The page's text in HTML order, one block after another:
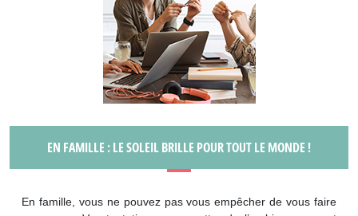
EN FAMILLE : LE SOLEIL BRILLE POUR TOUT LE MONDE !
En famille, vous ne pouvez pas vous empêcher de vous faire